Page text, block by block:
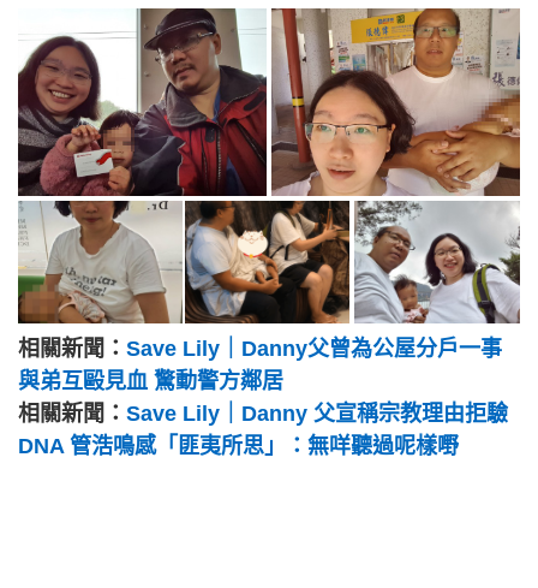
相關新聞： Save Lily｜Danny父曾為公屋分戶一事
與弟互毆見血 驚動警方鄰居
相關新聞： Save Lily｜Danny 父宣稱宗教理由拒驗
DNA 管浩鳴感「匪夷所思」：無咩聽過呢樣嘢